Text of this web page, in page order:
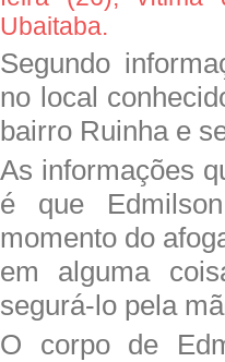
Ubaitaba.
Segundo
no local
bairro Ruinha e
As informações
é que
momento do
em alguma
segurá-lo pela
O corpo de